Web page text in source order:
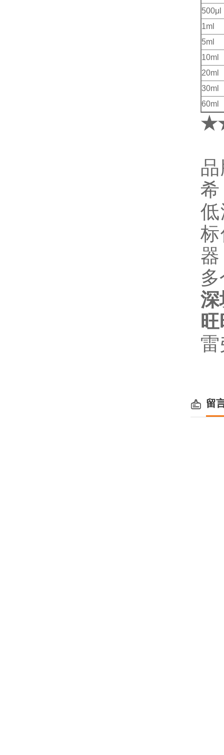
500μl
1ml
5ml
10ml
20ml
30ml
60ml
希
深
留